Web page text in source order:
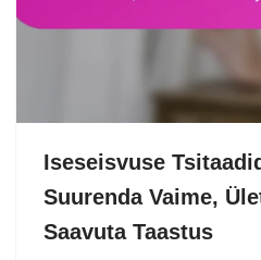
Iseseisvuse
Suurenda Vaime,
Saavuta Taastus